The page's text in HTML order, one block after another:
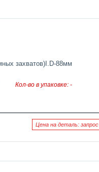
Кол-во в упаковке: -
Цена на деталь: запрос